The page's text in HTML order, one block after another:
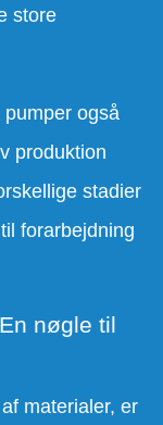
store
også
produktion
stadier
forarbejdning
nøgle til
materialer, er